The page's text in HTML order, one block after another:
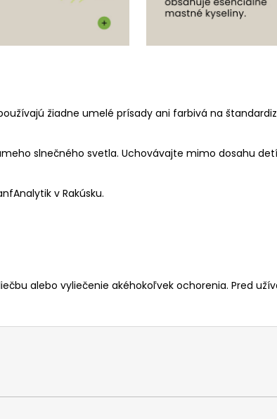
žiadne umelé prísady ani farbivá na
slnečného svetla. Uchovávajte mimo dosahu
v Rakúsku.
alebo vyliečenie akéhokoľvek ochorenia. Pred